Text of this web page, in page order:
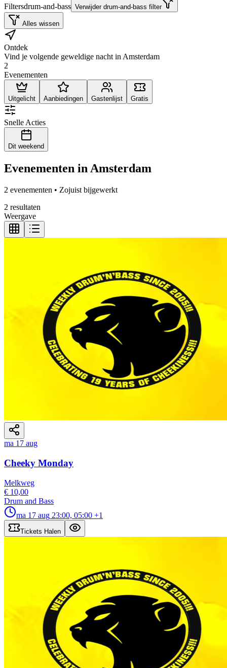
Filtersdrum-and-bass Verwijder drum-and-bass filter
Alles wissen
Ontdek
Vind je volgende geweldige nacht in Amsterdam
2
Evenementen
Uitgelicht Aanbiedingen Gastenlijst Gratis
Snelle Acties
Dit weekend
Evenementen in Amsterdam
2 evenementen • Zojuist bijgewerkt
2 resultaten
Weergave
ma 17 aug
Cheeky Monday
Melkweg
€ 10,00
Drum and Bass
ma 17 aug 23:00, 05:00 +1
Tickets Halen